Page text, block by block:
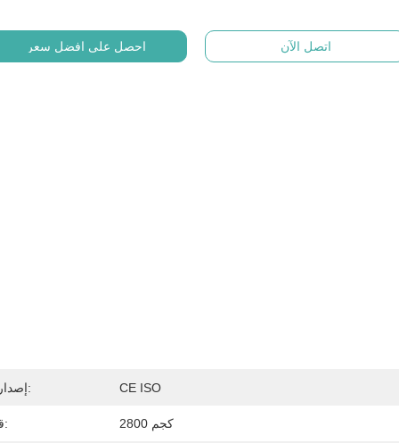
احصل على افضل سعر اتصل الآن
إصدار الشهادات: CE ISO
قدرة الفرن: 2800 كجم